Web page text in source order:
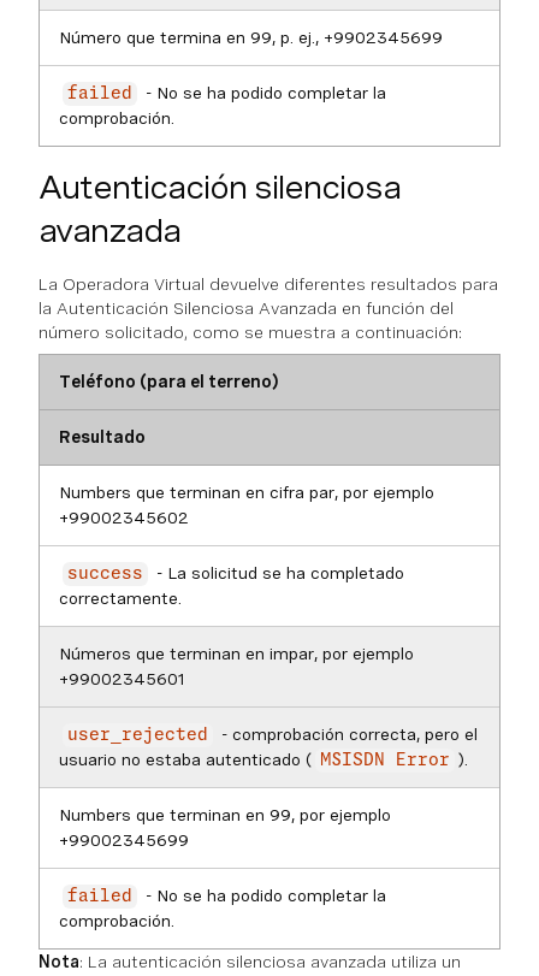
Número que termina en 99, p. ej., +9902345699
failed
- No se ha podido completar la
comprobación.
Autenticación silenciosa
avanzada
La Operadora Virtual devuelve diferentes resultados para
la Autenticación Silenciosa Avanzada en función del
número solicitado, como se muestra a continuación:
Teléfono (para el terreno)
Resultado
Numbers que terminan en cifra par, por ejemplo
+99002345602
success
- La solicitud se ha completado
correctamente.
Números que terminan en impar, por ejemplo
+99002345601
user_rejected
- comprobación correcta, pero el
usuario no estaba autenticado (
MSISDN Error ).
Numbers que terminan en 99, por ejemplo
+99002345699
failed
- No se ha podido completar la
comprobación.
Nota: La autenticación silenciosa avanzada utiliza un